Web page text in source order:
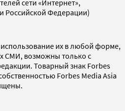
сети «Интернет»,
Российской Федерации)
их в любой форме,
СМИ, возможны только с
Товарный знак Forbes
Forbes Media Asia